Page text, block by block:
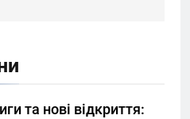
та нові відкриття: